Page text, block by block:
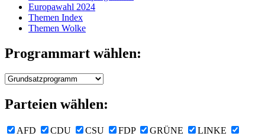
Europawahl 2024
Themen Index
Themen Wolke
Programmart wählen:
Parteien wählen:
AFD CDU CSU FDP GRÜNE
LINKE